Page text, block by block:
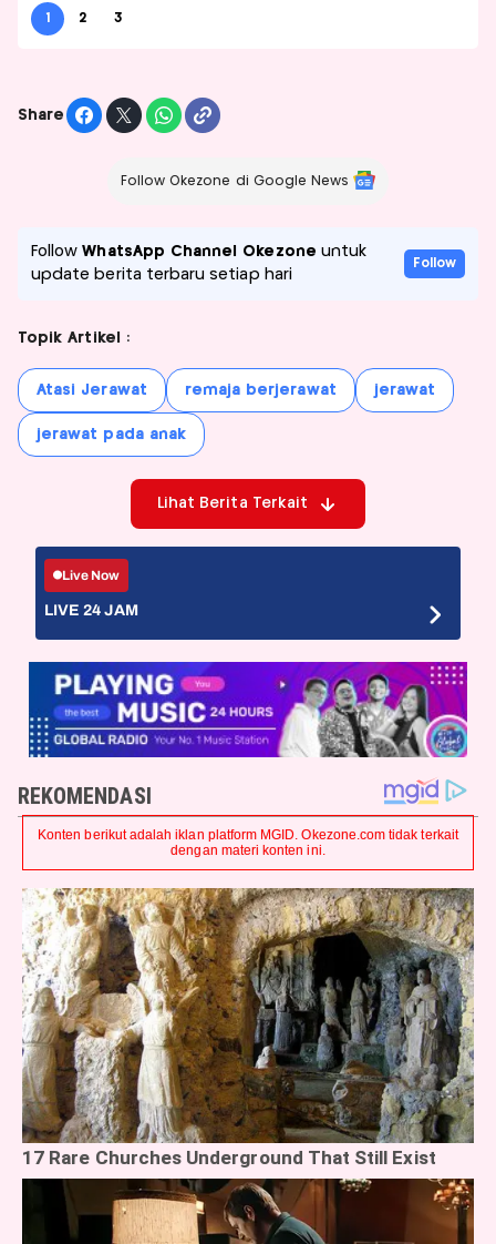
1 2 3
Share
Follow Okezone di Google News
FollowWhatsApp Channel Okezone untuk
update berita terbaru setiap hari
Follow
Topik Artikel :
Atasi Jerawat remaja berjerawat jerawat
jerawat pada anak
Lihat Berita Terkait
Live Now
LIVE 24 JAM